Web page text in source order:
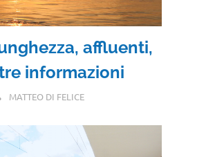
affluenti,
informazioni
MATTEO DI FELICE